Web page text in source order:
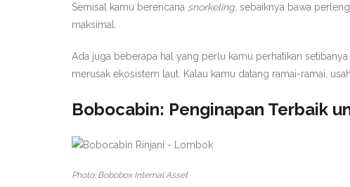
Semisal kamu berencana snorkeling, sebaiknya bawa
maksimal.
Ada juga beberapa hal yang perlu kamu perhatikan
merusak ekosistem laut. Kalau kamu datang ramai-ramai,
Bobocabin: Penginapan Terbaik
Photo: Bobobox Internal Asset